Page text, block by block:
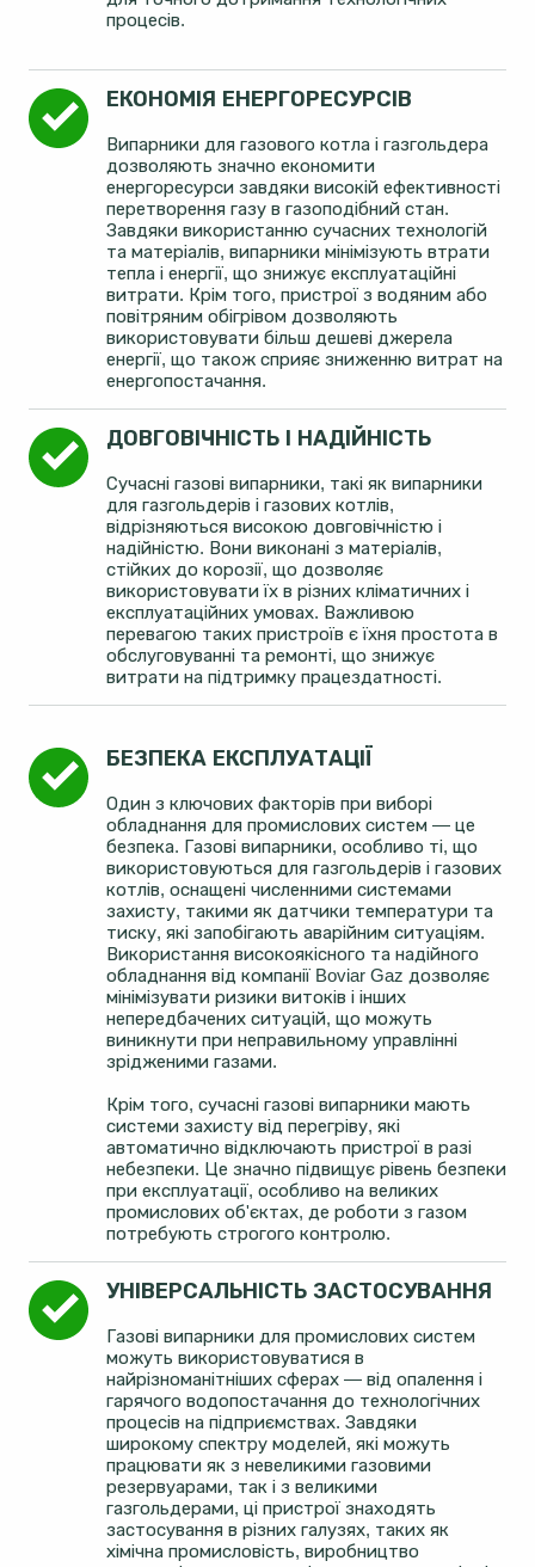
процесів.
ЕКОНОМІЯ ЕНЕРГОРЕСУРСІВ
Випарники для газового котла і газгольдера
дозволяють значно економити
енергоресурси завдяки високій ефективності
перетворення газу в газоподібний стан.
Завдяки використанню сучасних технологій
та матеріалів, випарники мінімізують втрати
тепла і енергії, що знижує експлуатаційні
витрати. Крім того, пристрої з водяним або
повітряним обігрівом дозволяють
використовувати більш дешеві джерела
енергії, що також сприяє зниженню витрат на
енергопостачання.
ДОВГОВІЧНІСТЬ І НАДІЙНІСТЬ
Сучасні газові випарники, такі як випарники
для газгольдерів і газових котлів,
відрізняються високою довговічністю і
надійністю. Вони виконані з матеріалів,
стійких до корозії, що дозволяє
використовувати їх в різних кліматичних і
експлуатаційних умовах. Важливою
перевагою таких пристроїв є їхня простота в
обслуговуванні та ремонті, що знижує
витрати на підтримку працездатності.
БЕЗПЕКА ЕКСПЛУАТАЦІЇ
Один з ключових факторів при виборі
обладнання для промислових систем — це
безпека. Газові випарники, особливо ті, що
використовуються для газгольдерів і газових
котлів, оснащені численними системами
захисту, такими як датчики температури та
тиску, які запобігають аварійним ситуаціям.
Використання високоякісного та надійного
обладнання від компанії Boviar Gaz дозволяє
мінімізувати ризики витоків і інших
непередбачених ситуацій, що можуть
виникнути при неправильному управлінні
зрідженими газами.
Крім того, сучасні газові випарники мають
системи захисту від перегріву, які
автоматично відключають пристрої в разі
небезпеки. Це значно підвищує рівень безпеки
при експлуатації, особливо на великих
промислових об'єктах, де роботи з газом
потребують строгого контролю.
УНІВЕРСАЛЬНІСТЬ ЗАСТОСУВАННЯ
Газові випарники для промислових систем
можуть використовуватися в
найрізноманітніших сферах — від опалення і
гарячого водопостачання до технологічних
процесів на підприємствах. Завдяки
широкому спектру моделей, які можуть
працювати як з невеликими газовими
резервуарами, так і з великими
газгольдерами, ці пристрої знаходять
застосування в різних галузях, таких як
хімічна промисловість, виробництво